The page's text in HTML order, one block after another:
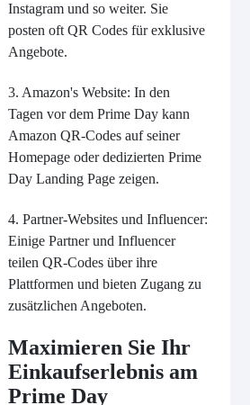
Instagram und so weiter. Sie
posten oft QR Codes für exklusive
Angebote.
3. Amazon's Website: In den
Tagen vor dem Prime Day kann
Amazon QR-Codes auf seiner
Homepage oder dedizierten Prime
Day Landing Page zeigen.
4. Partner-Websites und Influencer:
Einige Partner und Influencer
teilen QR-Codes über ihre
Plattformen und bieten Zugang zu
zusätzlichen Angeboten.
Maximieren Sie Ihr
Einkaufserlebnis am
Prime Day